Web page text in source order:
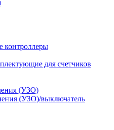
контроллеры
для счетчиков
(УЗО)
(УЗО)/выключатель